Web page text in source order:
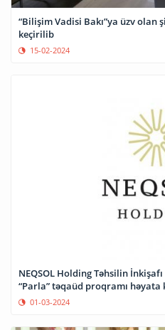
“Bilişim Vadisi Bakı”ya üzv
keçirilib
15-02-2024
NEQSOL Holding Təhsilin
“Parla” təqaüd proqramı həyata
01-03-2024